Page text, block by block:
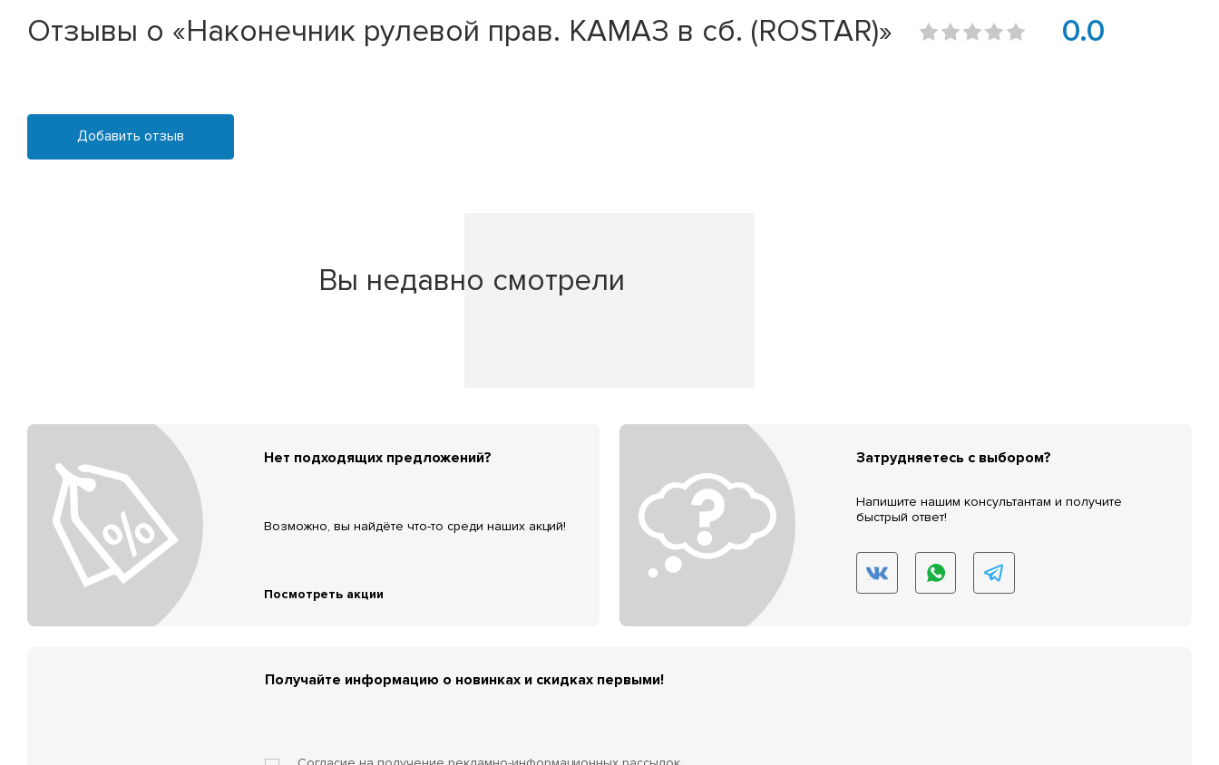
Отзывы о «Наконечник рулевой прав. КАМАЗ в сб. (ROSTAR)» 0.0
Добавить отзыв
Вы недавно смотрели
Нет подходящих предложений?
Возможно, вы найдёте что-то среди наших акций!
Посмотреть акции
Затрудняетесь с выбором?
Напишите нашим консультантам и получите
быстрый ответ!
Получайте информацию о новинках и скидках первыми!